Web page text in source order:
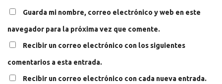
Guarda mi nombre, correo electrónico y web en este
navegador para la próxima vez que comente.
Recibir un correo electrónico con los siguientes
comentarios a esta entrada.
Recibir un correo electrónico con cada nueva entrada.